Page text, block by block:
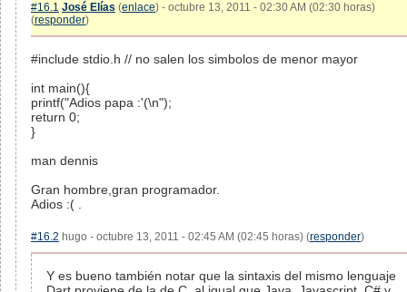
#16.1 José Elías (enlace) - octubre 13, 2011 - 02:30 AM (02:30 horas)
(responder)
#include stdio.h // no salen los simbolos de menor mayor
int main(){
printf("Adios papa :'(\n");
return 0;
}
man dennis
Gran hombre,gran programador.
Adios :( .
#16.2 hugo - octubre 13, 2011 - 02:45 AM (02:45 horas) (responder)
Y es bueno también notar que la sintaxis del mismo lenguaje